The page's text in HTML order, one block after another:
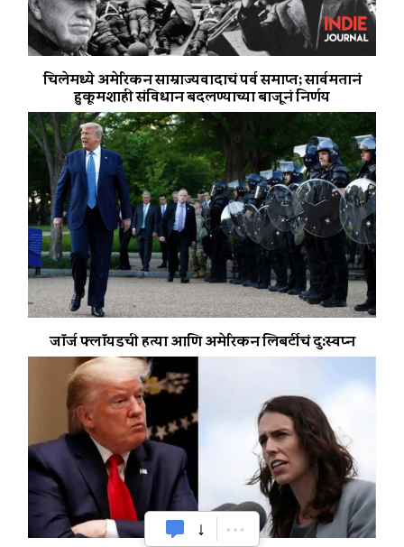
चिलेमध्ये अमेरिकन साम्राज्यवादाचं पर्व समाप्त; सार्वमतानं
हुकूमशाही संविधान बदलण्याच्या बाजूनं निर्णय
जॉर्ज फ्लॉयडची हत्या आणि अमेरिकन लिबर्टीचं दु:स्वप्न